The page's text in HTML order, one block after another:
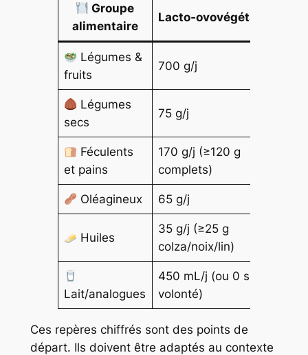
Groupe
alimentaire
Lacto‑ovovégétariens
Légumes &
fruits
700 g/j
Légumes
secs
75 g/j
Féculents
et pains
170 g/j (≥120 g
complets)
Oléagineux 65 g/j
Huiles
35 g/j (≥25 g
colza/noix/lin)
Lait/analogues
450 mL/j (ou 0 selon
volonté)
Ces repères chiffrés sont des points de
départ. Ils doivent être adaptés au contexte